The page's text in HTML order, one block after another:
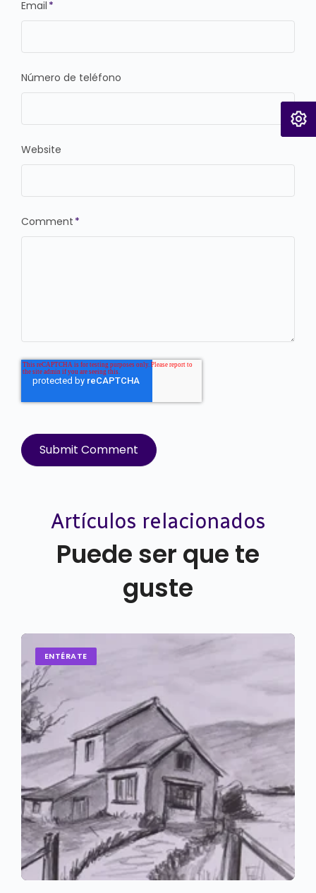
Email *
Número de teléfono
Website
Comment *
Artículos relacionados
Puede ser que te
guste
ENTÉRATE